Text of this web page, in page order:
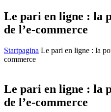
Le pari en ligne : la
de l’e-commerce
Startpagina Le pari en ligne : la
commerce
Le pari en ligne : la
de l’e-commerce